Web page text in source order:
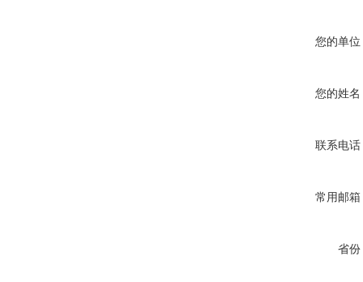
您的单位
您的姓名
联系电话
常用邮箱
省份